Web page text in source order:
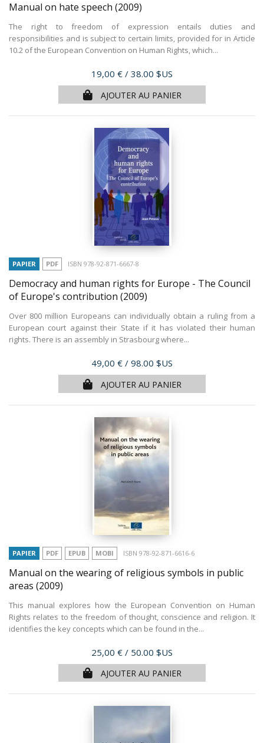
Manual on hate speech (2009)
The right to freedom of expression entails duties and
responsibilities and is subject to certain limits, provided for in Article
10.2 of the European Convention on Human Rights, which...
Prix
19,00 € / 38.00 $US
AJOUTER AU PANIER
PAPIER PDF ISBN 978-92-871-6667-8
Democracy and human rights for Europe - The Council
of Europe's contribution (2009)
Over 800 million Europeans can individually obtain a ruling from a
European court against their State if it has violated their human
rights. There is an assembly in Strasbourg where...
Prix
49,00 € / 98.00 $US
AJOUTER AU PANIER
PAPIER PDF EPUB MOBI ISBN 978-92-871-6616-6
Manual on the wearing of religious symbols in public
areas (2009)
This manual explores how the European Convention on Human
Rights relates to the freedom of thought, conscience and religion. It
identifies the key concepts which can be found in the...
Prix
25,00 € / 50.00 $US
AJOUTER AU PANIER